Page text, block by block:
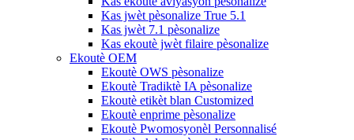
Kas jwèt pèsonalize True 5.1
Kas jwèt 7.1 pèsonalize
Kas ekoutè jwèt filaire pèsonalize
Ekoutè OEM
Ekoutè OWS pèsonalize
Ekoutè Tradiktè IA pèsonalize
Ekoutè etikèt blan Customized
Ekoutè enprime pèsonalize
Ekoutè Pwomosyonèl Personnalisé